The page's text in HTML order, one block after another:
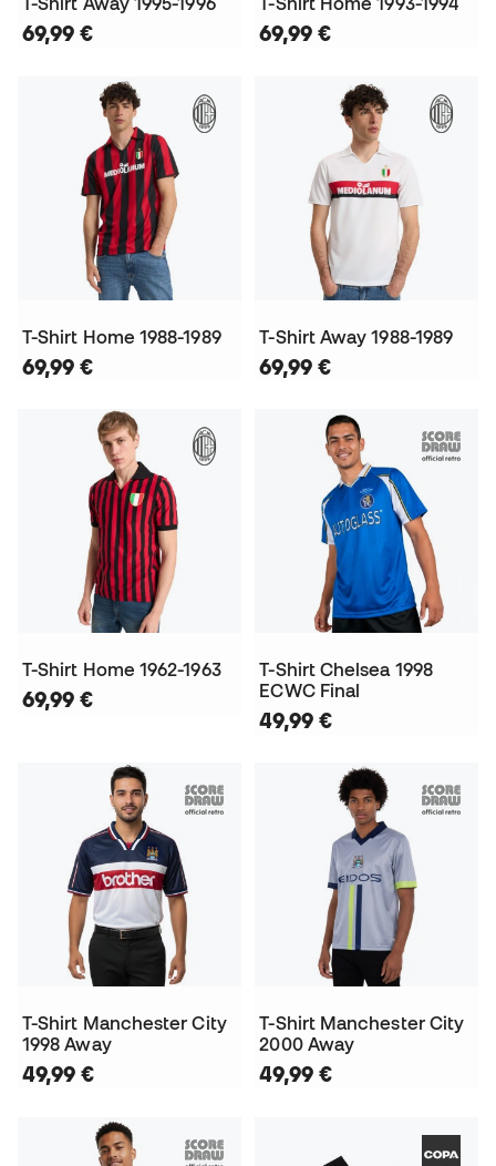
69,99 € 69,99 €
T-Shirt Home 1988-1989
69,99 €
T-Shirt Away 1988-1989
69,99 €
T-Shirt Home 1962-1963
69,99 €
T-Shirt Chelsea 1998
ECWC Final
49,99 €
T-Shirt Manchester City
1998 Away
49,99 €
T-Shirt Manchester City
2000 Away
49,99 €